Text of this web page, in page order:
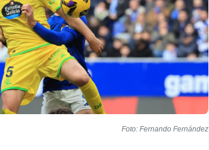
Foto: Fernando Fernández